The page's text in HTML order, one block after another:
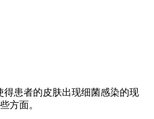
患者的皮肤出现细菌感染的现
方面。